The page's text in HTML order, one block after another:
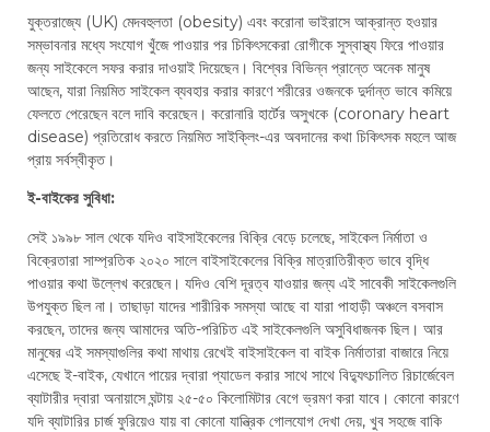
যুক্তরাজ্যে (UK) মেদবহুলতা (obesity) এবং করোনা ভাইরাসে আক্রান্ত হওয়ার
সম্ভাবনার মধ্যে সংযোগ খুঁজে পাওয়ার পর চিকিৎসকেরা রোগীকে সুস্বাস্থ্য ফিরে পাওয়ার
জন্য সাইকেলে সফর করার দাওয়াই দিয়েছেন। বিশ্বের বিভিন্ন প্রান্তে অনেক মানুষ
আছেন, যারা নিয়মিত সাইকেল ব্যবহার করার কারণে শরীরের ওজনকে দুর্দান্ত ভাবে কমিয়ে
ফেলতে পেরেছেন বলে দাবি করেছেন। করোনারি হার্টের অসুখকে (coronary heart
disease) প্রতিরোধ করতে নিয়মিত সাইক্লিং-এর অবদানের কথা চিকিৎসক মহলে আজ
প্রায় সর্বস্বীকৃত।
ই-বাইকের সুবিধা:
সেই ১৯৯৮ সাল থেকে যদিও বাইসাইকেলের বিক্রি বেড়ে চলেছে, সাইকেল নির্মাতা ও
বিক্রেতারা সাম্প্রতিক ২০২০ সালে বাইসাইকেলের বিক্রি মাত্রাতিরীক্ত ভাবে বৃদ্ধি
পাওয়ার কথা উল্লেখ করেছেন। যদিও বেশি দূরত্ব যাওয়ার জন্য এই সাবেকী সাইকেলগুলি
উপযুক্ত ছিল না। তাছাড়া যাদের শারীরিক সমস্যা আছে বা যারা পাহাড়ী অঞ্চলে বসবাস
করছেন, তাদের জন্য আমাদের অতি-পরিচিত এই সাইকেলগুলি অসুবিধাজনক ছিল। আর
মানুষের এই সমস্যাগুলির কথা মাথায় রেখেই বাইসাইকেল বা বাইক নির্মাতারা বাজারে নিয়ে
এসেছে ই-বাইক, যেখানে পায়ের দ্বারা প্যাডেল করার সাথে সাথে বিদ্যুৎচালিত রিচার্জেবেল
ব্যাটারীর দ্বারা অনায়াসে ঘন্টায় ২৫-৫০ কিলোমিটার বেগে ভ্রমণ করা যাবে। কোনো কারণে
যদি ব্যাটারির চার্জ ফুরিয়েও যায় বা কোনো যান্ত্রিক গোলযোগ দেখা দেয়, খুব সহজে বাকি